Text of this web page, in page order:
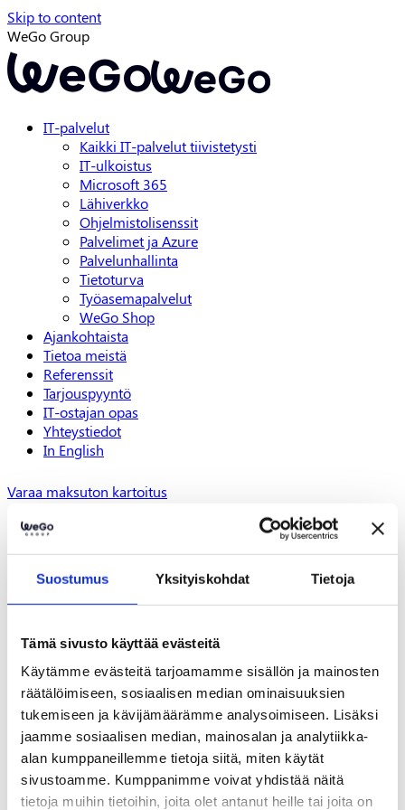
Suostumus Yksityiskohdat Tietoja
Tämä sivusto käyttää evästeitä
Käytämme evästeitä tarjoamamme sisällön ja mainosten
räätälöimiseen, sosiaalisen median ominaisuuksien
tukemiseen ja kävijämäärämme analysoimiseen. Lisäksi
jaamme sosiaalisen median, mainosalan ja analytiikka-
alan kumppaneillemme tietoja siitä, miten käytät
sivustoamme. Kumppanimme voivat yhdistää näitä
tietoja muihin tietoihin, joita olet antanut heille tai joita on
Skip to content
WeGo Group
IT-palvelut
Kaikki IT-palvelut tiivistetysti
IT-ulkoistus
Microsoft 365
Lähiverkko
Ohjelmistolisenssit
Palvelimet ja Azure
Palvelunhallinta
Tietoturva
Työasemapalvelut
WeGo Shop
Ajankohtaista
Tietoa meistä
Referenssit
Tarjouspyyntö
IT-ostajan opas
Yhteystiedot
In English
Varaa maksuton kartoitus
IT-palvelut
Microsoft 365
Lähiverkko
Palvelimet ja Azure
Tietoturva
Työasemapalvelut
WeGo Shop
Ajankohtaista
Tietoa meistä
Referenssit
Tarjouspyyntö